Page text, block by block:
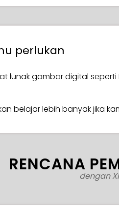
perlukan
lunak gambar digital
belajar lebih banyak jika
RENCANA
dengan